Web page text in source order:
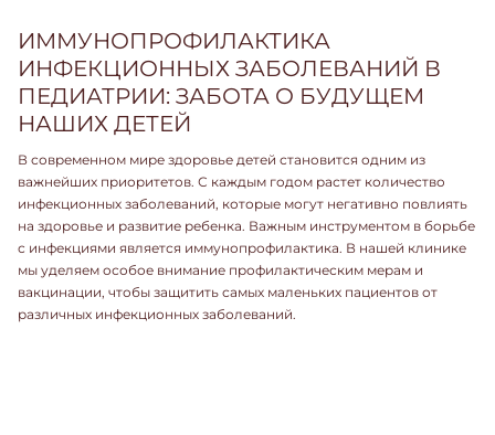
ИММУНОПРОФИЛАКТИКА
ИНФЕКЦИОННЫХ ЗАБОЛЕВАНИЙ В
ПЕДИАТРИИ: ЗАБОТА О БУДУЩЕМ
НАШИХ ДЕТЕЙ
В современном мире здоровье детей становится одним из
важнейших приоритетов. С каждым годом растет количество
инфекционных заболеваний, которые могут негативно повлиять
на здоровье и развитие ребенка. Важным инструментом в борьбе
с инфекциями является иммунопрофилактика. В нашей клинике
мы уделяем особое внимание профилактическим мерам и
вакцинации, чтобы защитить самых маленьких пациентов от
различных инфекционных заболеваний.